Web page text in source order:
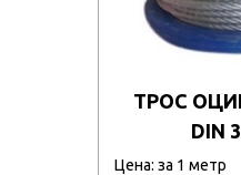
ТРОС
DIN
Цена: за 1 метр